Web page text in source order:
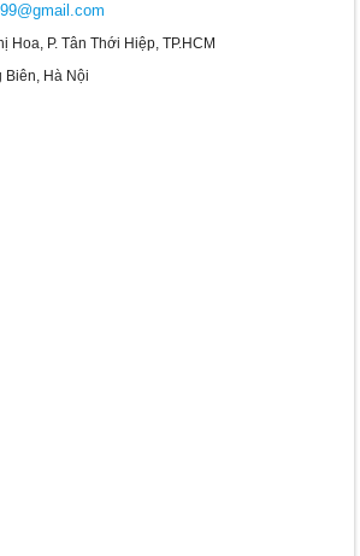
Hoa, P. Tân Thới Hiệp, TP.HCM
Biên, Hà Nội